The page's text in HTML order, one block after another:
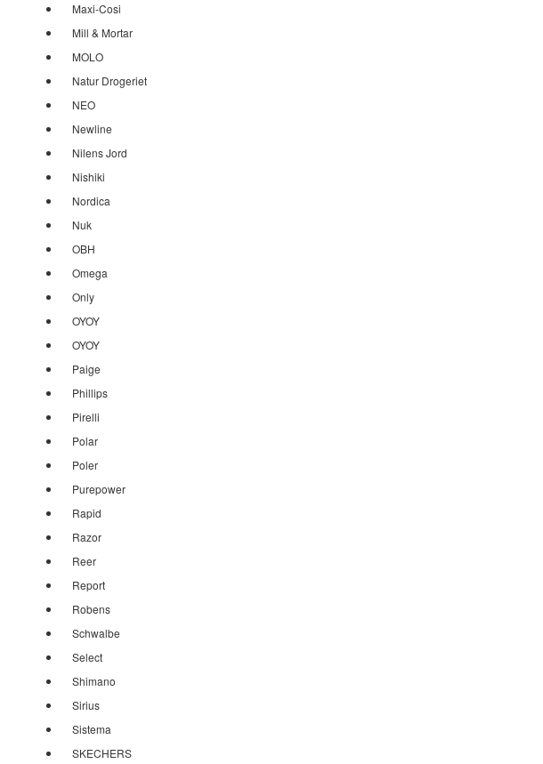
Maxi-Cosi
Mill & Mortar
MOLO
Natur Drogeriet
NEO
Newline
Nilens Jord
Nishiki
Nordica
Nuk
OBH
Omega
Only
OYOY
OYOY
Paige
Phillips
Pirelli
Polar
Poler
Purepower
Rapid
Razor
Reer
Report
Robens
Schwalbe
Select
Shimano
Sirius
Sistema
SKECHERS